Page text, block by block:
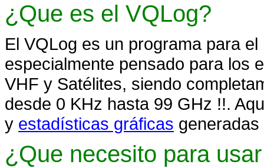
¿Que es el VQLog?
El VQLog es un programa para
especialmente pensado para los
VHF y Satélites, siendo
desde 0 KHz hasta 99 GHz !!.
y estadísticas gráficas
¿Que necesito para